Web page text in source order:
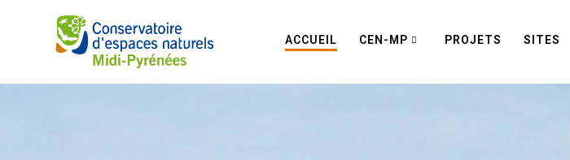
ACCUEIL CEN-MP PROJETS SITES